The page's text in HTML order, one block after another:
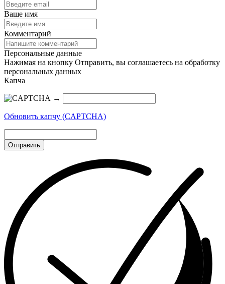
Ваше имя
Комментарий
Персональные данные
Нажимая на кнопку Отправить, вы соглашаетесь на обработку
персональных данных
Капча
→
Обновить капчу (CAPTCHA)
Отправить